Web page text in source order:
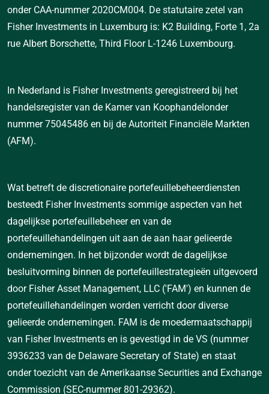
onder CAA-nummer 2020CM004. De statutaire zetel van
Fisher Investments in Luxemburg is: K2 Building, Forte 1, 2a
rue Albert Borschette, Third Floor L-1246 Luxembourg.
In Nederland is Fisher Investments geregistreerd bij het
handelsregister van de Kamer van Koophandelonder
nummer 75045486 en bij de Autoriteit Financiële Markten
(AFM).
Wat betreft de discretionaire portefeuillebeheerdiensten
besteedt Fisher Investments sommige aspecten van het
dagelijkse portefeuillebeheer en van de
portefeuillehandelingen uit aan de aan haar gelieerde
ondernemingen. In het bijzonder wordt de dagelijkse
besluitvorming binnen de portefeuillestrategieën uitgevoerd
door Fisher Asset Management, LLC ('FAM') en kunnen de
portefeuillehandelingen worden verricht door diverse
gelieerde ondernemingen. FAM is de moedermaatschappij
van Fisher Investments en is gevestigd in de VS (nummer
3936233 van de Delaware Secretary of State) en staat
onder toezicht van de Amerikaanse Securities and Exchange
Commission (SEC-nummer 801-29362).